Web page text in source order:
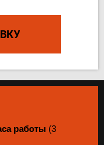
работы (3